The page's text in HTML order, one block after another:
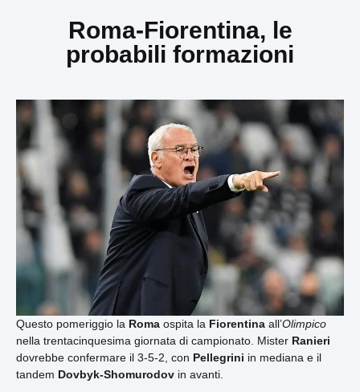
Roma-Fiorentina, le
probabili formazioni
Questo pomeriggio la Roma ospita la Fiorentina all’Olimpico
nella trentacinquesima giornata di campionato. Mister Ranieri
dovrebbe confermare il 3-5-2, con Pellegrini in mediana e il
tandem Dovbyk-Shomurodov in avanti.